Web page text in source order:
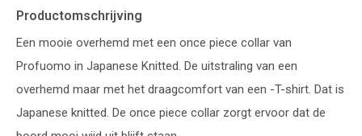
Productomschrijving
Een mooie overhemd met een once piece collar van
Profuomo in Japanese Knitted. De uitstraling van een
overhemd maar met het draagcomfort van een -T-shirt. Dat is
Japanese knitted. De once piece collar zorgt ervoor dat de